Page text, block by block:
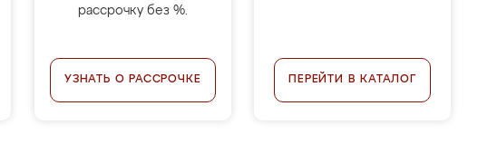
рассрочку без %.
УЗНАТЬ О РАССРОЧКЕ ПЕРЕЙТИ В КАТАЛОГ